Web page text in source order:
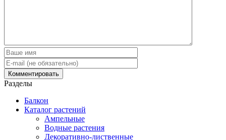
Разделы
Балкон
Каталог растений
Ампельные
Водные растения
Декоративно-лиственные